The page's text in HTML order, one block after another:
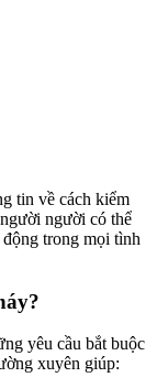
tin về cách kiểm
người có thể
động trong mọi tình
yêu cầu bắt buộc
xuyên giúp: